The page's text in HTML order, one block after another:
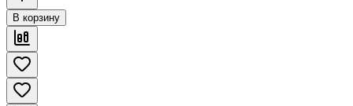
В корзину